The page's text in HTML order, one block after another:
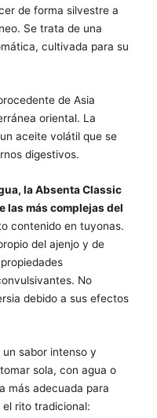
de forma silvestre a
Se trata de una
cultivada para su
de Asia
oriental. La
aceite volátil que se
digestivos.
la Absenta Classic
las más complejas del
contenido en tuyonas.
del ajenjo y de
No
debido a sus efectos
un sabor intenso y
sola, con agua o
más adecuada para
rito tradicional: